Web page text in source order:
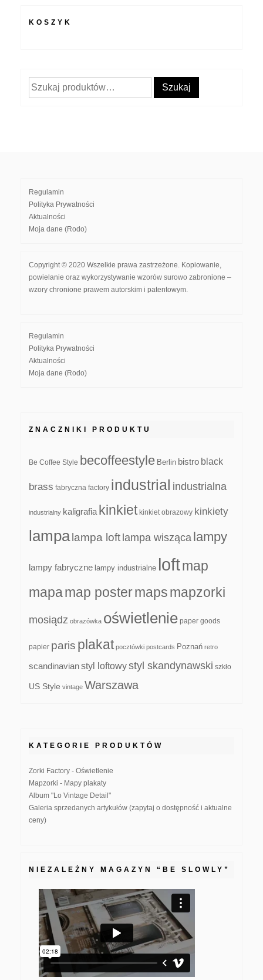
KOSZYK
Szukaj: Szukaj
Regulamin
Polityka Prywatności
Aktualności
Moja dane (Rodo)
Copyright © 2020 Wszelkie prawa zastrzeżone. Kopiowanie,
powielanie oraz wykorzystywanie wzorów surowo zabronione –
wzory chronione prawem autorskim i patentowym.
Regulamin
Polityka Prywatności
Aktualności
Moja dane (Rodo)
ZNACZNIKI PRODUKTU
Be Coffee Style becoffeestyle Berlin bistro black
brass fabryczna factory industrial industrialna
industrialny kaligrafia kinkiet kinkiet obrazowy kinkiety
lampa lampa loft lampa wisząca lampy
lampy fabryczne lampy industrialne loftmap
mapamap postermapsmapzorki
mosiądz obrazówka oświetlenie paper goods
papier paris plakat pocztówki postcards Poznań retro
scandinavianstyl loftowystyl skandynawski szkło
US Style vintage Warszawa
KATEGORIE PRODUKTÓW
Zorki Factory - Oświetlenie
Mapzorki - Mapy plakaty
Album "Lo Vintage Detail"
Galeria sprzedanych artykułów (zapytaj o dostępność i aktualne
ceny)
NIEZALEŻNY MAGAZYN “BE SLOWLY”